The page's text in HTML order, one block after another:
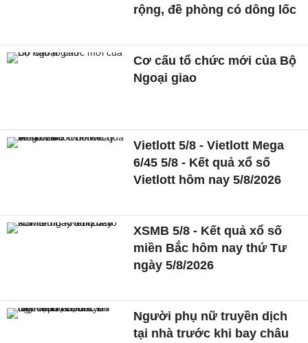
rộng, đề phòng có dông lốc
Cơ cấu tổ chức mới của Bộ
Ngoại giao
Vietlott 5/8 - Vietlott Mega
6/45 5/8 - Kết quả xổ số
Vietlott hôm nay 5/8/2026
XSMB 5/8 - Kết quả xổ số
miền Bắc hôm nay thứ Tư
ngày 5/8/2026
Người phụ nữ truyền dịch
tại nhà trước khi bay châu